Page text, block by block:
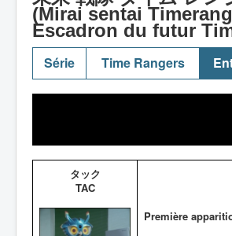
Toku-Actrices
Toku-Critiques
Séries
Films
Artiste Asperger
Lexique
(Mirai sentai
Escadron du futur
Série Time Rangers
タック
TAC
Première